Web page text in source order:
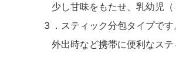
少し甘味をもたせ、乳幼児
３．スティック分包タイプです
外出時など携帯に便利なステ